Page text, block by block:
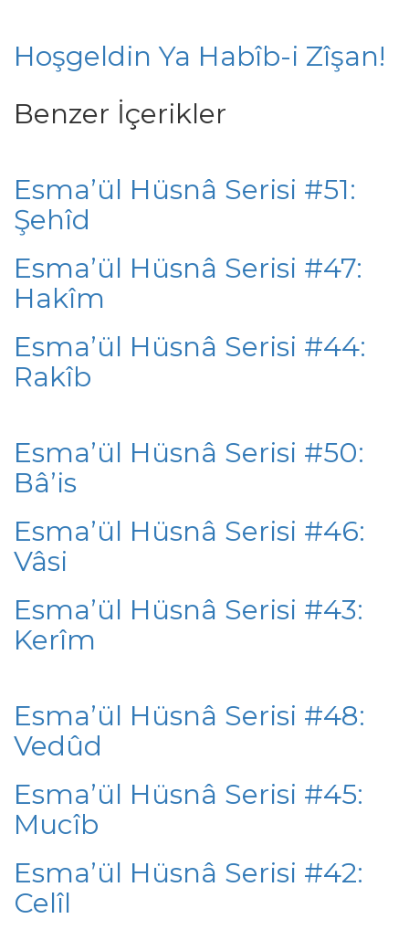
Hoşgeldin Ya Habîb-i Zîşan!
Benzer İçerikler
Esma’ül Hüsnâ Serisi #51:
Şehîd
Esma’ül Hüsnâ Serisi #47:
Hakîm
Esma’ül Hüsnâ Serisi #44:
Rakîb
Esma’ül Hüsnâ Serisi #50:
Bâ’is
Esma’ül Hüsnâ Serisi #46:
Vâsi
Esma’ül Hüsnâ Serisi #43:
Kerîm
Esma’ül Hüsnâ Serisi #48:
Vedûd
Esma’ül Hüsnâ Serisi #45:
Mucîb
Esma’ül Hüsnâ Serisi #42:
Celîl